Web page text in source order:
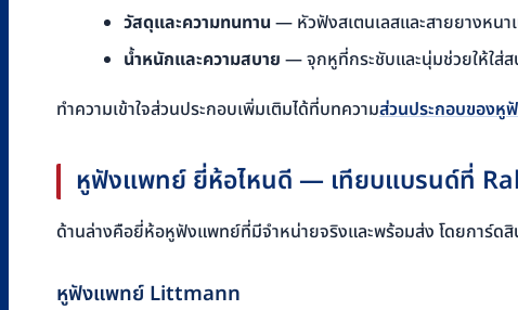
วัสดุและความทนทาน — หัวฟังสเตนเลสและสายยางหน
น้ำหนักและความสบาย — จุกหูที่กระชับและนุ่มช่วยให้ใส่ส
ทำความเข้าใจส่วนประกอบเพิ่มเติมได้ที่บทความส่วนประกอบของหู
หูฟังแพทย์ ยี่ห้อไหนดี — เทียบแบรนด์ที่
ด้านล่างคือยี่ห้อหูฟังแพทย์ที่มีจำหน่ายจริงและพร้อมส่ง โดยการ์ด
หูฟังแพทย์ Littmann